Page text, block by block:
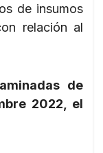
de insumos
relación al
de
2022, el